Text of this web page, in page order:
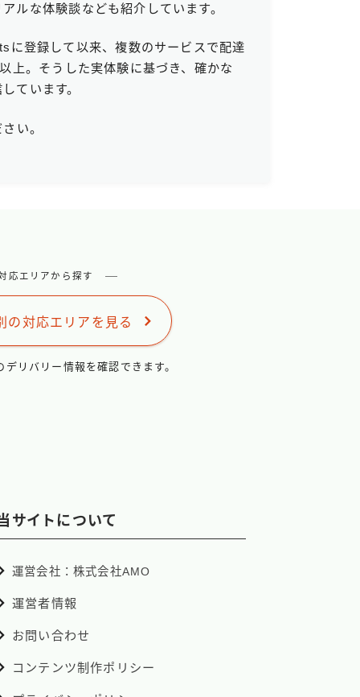
ルな体験談なども紹介しています。
に登録して以来、複数のサービスで配達
上。そうした実体験に基づき、確かな
ています。
い。
応エリアから探す
の対応エリアを見る
デリバリー情報を確認できます。
サイトについて
運営会社：株式会社AMO
運営者情報
お問い合わせ
コンテンツ制作ポリシー